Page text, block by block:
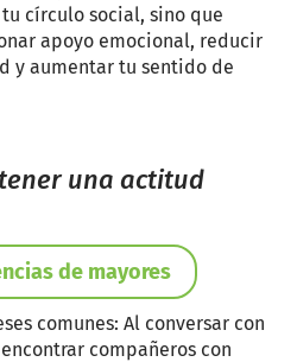
círculo social, sino que
apoyo emocional, reducir
y aumentar tu sentido de
una actitud
de mayores
comunes: Al conversar con
compañeros con